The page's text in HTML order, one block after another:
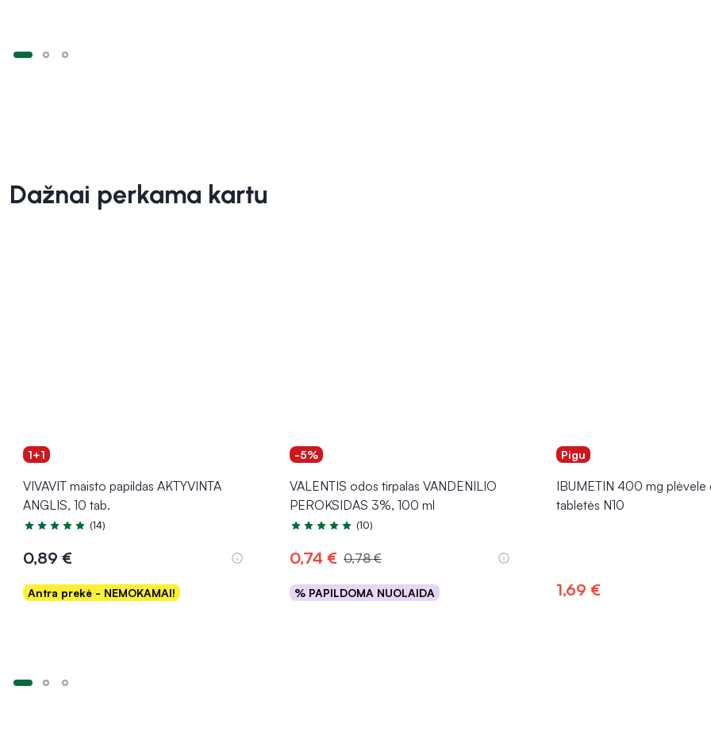
Dažnai perkama kartu
1+1
VIVAVIT maisto papildas AKTYVINTA
ANGLIS, 10 tab.
Įvertinimas 5.0 iš 5
(14)
0,89 €
Antra prekė - NEMOKAMAI!
Į krepšelį
-5%
VALENTIS odos tirpalas VANDENILIO
PEROKSIDAS 3%, 100 ml
Įvertinimas 4.7 iš 5
(10)
0,74 € 0,78 €
% PAPILDOMA NUOLAIDA
Į krepšelį
Pigu
IBUMETIN 400 mg plėvele
tabletės N10
1,69 €